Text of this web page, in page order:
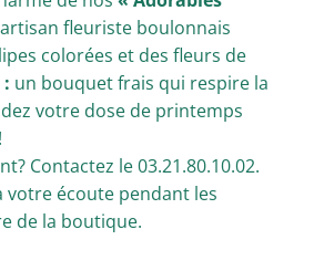
fleuriste boulonnais
colorées et des fleurs de
un bouquet frais qui respire la
votre dose de printemps
Contactez le 03.21.80.10.02.
votre écoute pendant les
de la boutique.